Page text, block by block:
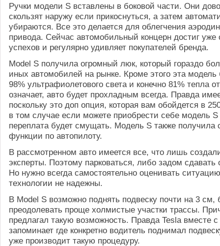
Ручки модели S вставлены в боковой части. Они
скользят наружу если прикоснуться, а затем
убираются. Все это делается для облегчения
привода. Сейчас автомобильный концерн достиг уже
успехов и регулярно удивляет покупателей бренда.
Model S получила огромный люк, который гораздо
иных автомобилей на рынке. Кроме этого эта модель
98% ультрафиолетового света и конечно 81% тепла
означает, авто будет прохладным всегда. Правда
поскольку это доп опция, которая вам обойдется в
в том случае если можете приобрести себе модель
переплата будет смущать. Модель S также получила
функции по автопилоту.
В рассмотренном авто имеется все, что лишь
эксперты. Поэтому парковаться, либо задом сдавать
Но нужно всегда самостоятельно оценивать
технологии не надежны.
В Model S возможно поднять подвеску почти на 3 см,
преодолевать проще холмистые участки трассы.
предлагал такую возможность. Правда Tesla вместе
запоминает где конкретно водитель поднимал
уже производит такую процедуру.